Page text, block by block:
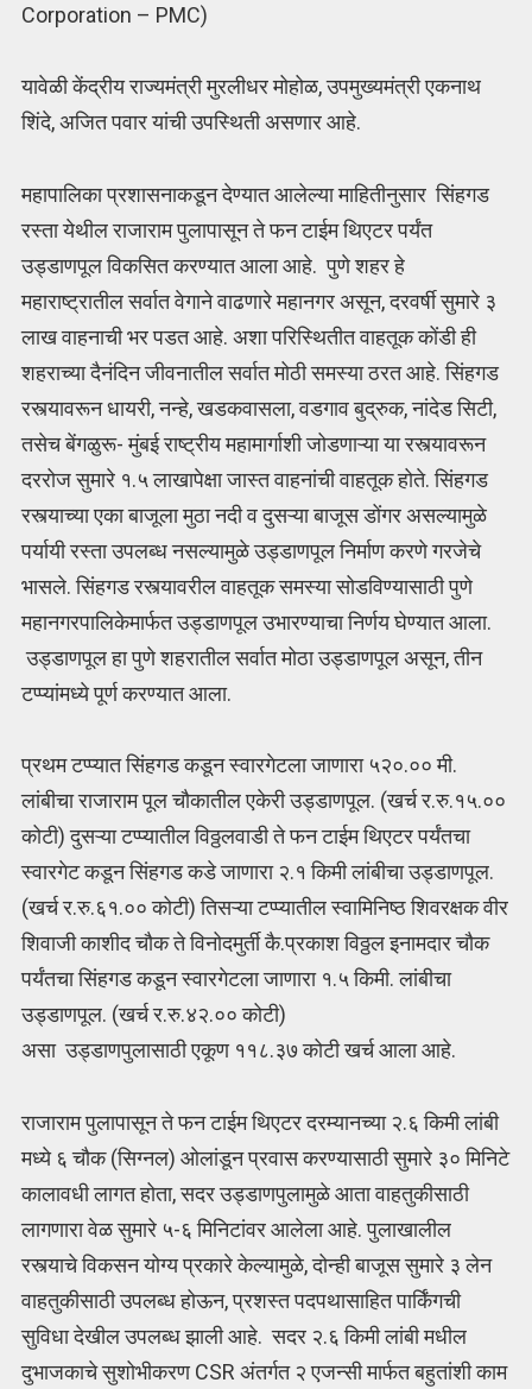
Corporation – PMC)
यावेळी केंद्रीय राज्यमंत्री मुरलीधर मोहोळ, उपमुख्यमंत्री एकनाथ
शिंदे, अजित पवार यांची उपस्थिती असणार आहे.
महापालिका प्रशासनाकडून देण्यात आलेल्या माहितीनुसार सिंहगड
रस्ता येथील राजाराम पुलापासून ते फन टाईम थिएटर पर्यंत
उड्डाणपूल विकसित करण्यात आला आहे. पुणे शहर हे
महाराष्ट्रातील सर्वात वेगाने वाढणारे महानगर असून, दरवर्षी सुमारे ३
लाख वाहनाची भर पडत आहे. अशा परिस्थितीत वाहतूक कोंडी ही
शहराच्या दैनंदिन जीवनातील सर्वात मोठी समस्या ठरत आहे. सिंहगड
रस्त्यावरून धायरी, नन्हे, खडकवासला, वडगाव बुद्रुक, नांदेड सिटी,
तसेच बेंगळुरू- मुंबई राष्ट्रीय महामार्गाशी जोडणाऱ्या या रस्त्यावरून
दररोज सुमारे १.५ लाखापेक्षा जास्त वाहनांची वाहतूक होते. सिंहगड
रस्त्याच्या एका बाजूला मुठा नदी व दुसऱ्या बाजूस डोंगर असल्यामुळे
पर्यायी रस्ता उपलब्ध नसल्यामुळे उड्डाणपूल निर्माण करणे गरजेचे
भासले. सिंहगड रस्त्यावरील वाहतूक समस्या सोडविण्यासाठी पुणे
महानगरपालिकेमार्फत उड्डाणपूल उभारण्याचा निर्णय घेण्यात आला.
उड्डाणपूल हा पुणे शहरातील सर्वात मोठा उड्डाणपूल असून, तीन
टप्प्यांमध्ये पूर्ण करण्यात आला.
प्रथम टप्प्यात सिंहगड कडून स्वारगेटला जाणारा ५२०.०० मी.
लांबीचा राजाराम पूल चौकातील एकेरी उड्डाणपूल. (खर्च र.रु.१५.००
कोटी) दुसऱ्या टप्प्यातील विठ्ठलवाडी ते फन टाईम थिएटर पर्यंतचा
स्वारगेट कडून सिंहगड कडे जाणारा २.१ किमी लांबीचा उड्डाणपूल.
(खर्च र.रु.६१.०० कोटी) तिसऱ्या टप्प्यातील स्वामिनिष्ठ शिवरक्षक वीर
शिवाजी काशीद चौक ते विनोदमुर्ती कै.प्रकाश विठ्ठल इनामदार चौक
पर्यंतचा सिंहगड कडून स्वारगेटला जाणारा १.५ किमी. लांबीचा
उड्डाणपूल. (खर्च र.रु.४२.०० कोटी)
असा उड्डाणपुलासाठी एकूण ११८.३७ कोटी खर्च आला आहे.
राजाराम पुलापासून ते फन टाईम थिएटर दरम्यानच्या २.६ किमी लांबी
मध्ये ६ चौक (सिग्नल) ओलांडून प्रवास करण्यासाठी सुमारे ३० मिनिटे
कालावधी लागत होता, सदर उड्डाणपुलामुळे आता वाहतुकीसाठी
लागणारा वेळ सुमारे ५-६ मिनिटांवर आलेला आहे. पुलाखालील
रस्त्याचे विकसन योग्य प्रकारे केल्यामुळे, दोन्ही बाजूस सुमारे ३ लेन
वाहतुकीसाठी उपलब्ध होऊन, प्रशस्त पदपथासाहित पार्किंगची
सुविधा देखील उपलब्ध झाली आहे. सदर २.६ किमी लांबी मधील
दुभाजकाचे सुशोभीकरण CSR अंतर्गत २ एजन्सी मार्फत बहुतांशी काम